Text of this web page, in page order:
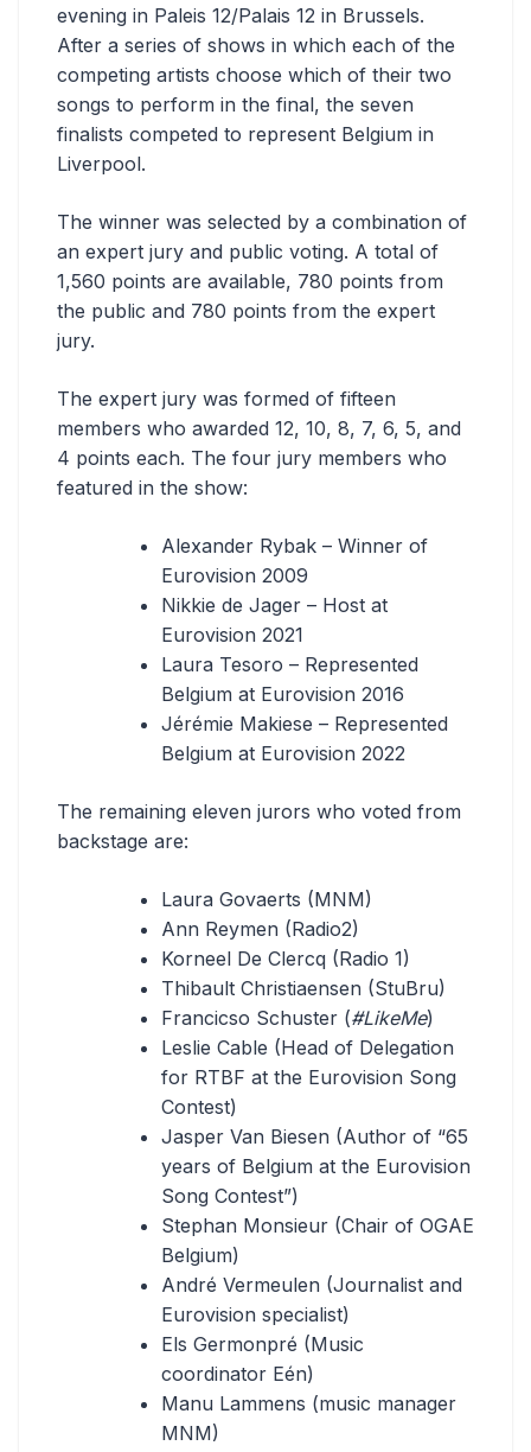
evening in Paleis 12/Palais 12 in Brussels.
After a series of shows in which each of the
competing artists choose which of their two
songs to perform in the final, the seven
finalists competed to represent Belgium in
Liverpool.
The winner was selected by a combination of
an expert jury and public voting. A total of
1,560 points are available, 780 points from
the public and 780 points from the expert
jury.
The expert jury was formed of fifteen
members who awarded 12, 10, 8, 7, 6, 5, and
4 points each. The four jury members who
featured in the show:
Alexander Rybak – Winner of
Eurovision 2009
Nikkie de Jager – Host at
Eurovision 2021
Laura Tesoro – Represented
Belgium at Eurovision 2016
Jérémie Makiese – Represented
Belgium at Eurovision 2022
The remaining eleven jurors who voted from
backstage are:
Laura Govaerts (MNM)
Ann Reymen (Radio2)
Korneel De Clercq (Radio 1)
Thibault Christiaensen (StuBru)
Francicso Schuster (#LikeMe)
Leslie Cable (Head of Delegation
for RTBF at the Eurovision Song
Contest)
Jasper Van Biesen (Author of “65
years of Belgium at the Eurovision
Song Contest”)
Stephan Monsieur (Chair of OGAE
Belgium)
André Vermeulen (Journalist and
Eurovision specialist)
Els Germonpré (Music
coordinator Eén)
Manu Lammens (music manager
MNM)